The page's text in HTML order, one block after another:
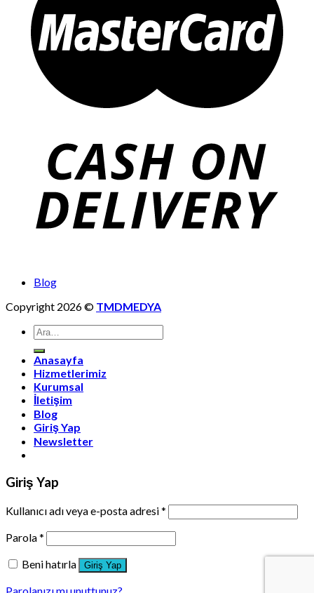
Blog
Copyright 2026 © TMDMEDYA
Ara:
Anasayfa
Hizmetlerimiz
Kurumsal
İletişim
Blog
Giriş Yap
Newsletter
Giriş Yap
Kullanıcı adı veya e-posta adresi*
Parola*
Beni hatırla
Giriş Yap